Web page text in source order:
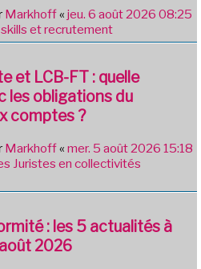
Markhoff« jeu. 6 août 2026 08:25
skills et recrutement
et LCB-FT : quelle
les obligations du
comptes ?
Markhoff« mer. 5 août 2026 15:18
Juristes en collectivités
: les 5 actualités à
2026